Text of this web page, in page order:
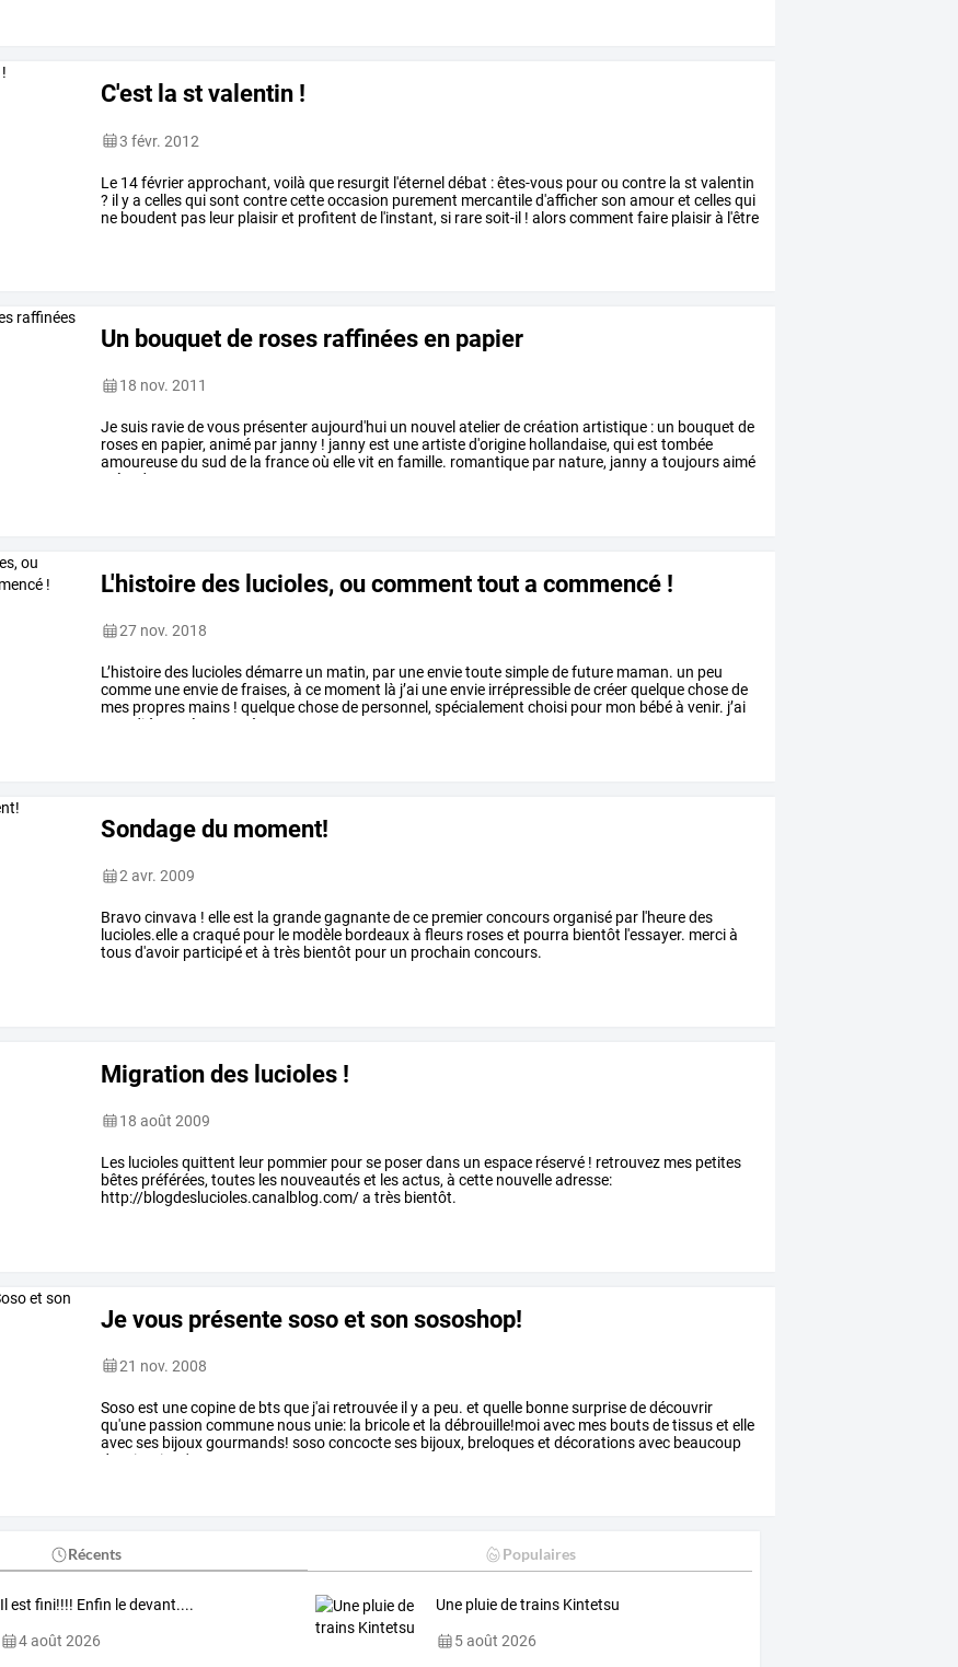
C'est la st valentin !
3 févr. 2012
Le 14févrierapprochant, voilà que resurgit l'éternel débat :êtes-vous pourou contre la st valentin
? il ya cellesquisont contrecetteoccasion purement mercantiled'afficherson amouret cellesqui
ne boudent pas leur plaisiret profitent de l'instant, si raresoit-il ! alorscomment faire plaisirà l'être
Un bouquet de roses raffinées en papier
18 nov. 2011
Jesuis raviedevous présenteraujourd'hui un nouvel atelierdecréation artistique : un bouquet de
rosesen papier,animé par janny ! jannyest uneartisted'origine hollandaise,quiest tombée
amoureusedu sud de la franceoù ellevit en famille. romantique par nature, jannya toujoursaimé
créer
de
L'histoire des lucioles, ou comment tout a commencé !
27 nov. 2018
L’histoiredes luciolesdémarre un matin, par uneenvietoutesimpledefuture maman. un peu
comme uneenviedefraises,à ce moment là j’ai uneenvie irrépressibledecréerquelquechosede
mes propres mains ! quelquechosede personnel,spécialement choisi pour mon bébéà venir. j’ai
grandi à époque où
Sondage du moment!
2 avr. 2009
Bravo cinvava ! elle est la grande gagnante de ce premier concours organisé par l'heure des
lucioles.elle a craqué pour le modèle bordeaux à fleurs roses et pourra bientôt l'essayer. merci à
tous d'avoir participé et à très bientôt pour un prochain concours.
Migration des lucioles !
18 août 2009
Les lucioles quittent leur pommier pour se poser dans un espace réservé ! retrouvez mes petites
bêtes préférées, toutes les nouveautés et les actus, à cette nouvelle adresse:
http://blogdeslucioles.canalblog.com/ a très bientôt.
Je vous présente soso et son sososhop!
21 nov. 2008
Sosoest unecopinede btsque j'ai retrouvée il ya peu. et quelle bonnesurprisededécouvrir
qu'une passion commune nous unie: la bricoleet la débrouille!moiavec mes boutsdetissuset elle
avecses bijouxgourmands! sosoconcocteses bijoux, breloqueset décorationsavec beaucoup
de
minutie. c'est
Récents Populaires
Il est fini!!!! Enfin le devant....
4 août 2026
Une pluie de trains Kintetsu
5 août 2026